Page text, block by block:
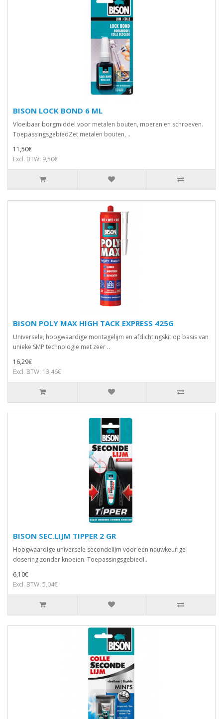
BISON LOCK BOND 6 ML
Vloeibaar borgmiddel voor metalen bouten, moeren en schroeven.
ToepassingsgebiedZet metalen bouten, ..
11,50€
Excl. BTW: 9,50€
BISON POLY MAX HIGH TACK EXPRESS 425G
Universele, hoogwaardige montagelijm en afdichtingskit op basis van
unieke SMP technologie met zeer ..
16,29€
Excl. BTW: 13,46€
BISON SEC.LIJM TIPPER 2 GR
Hoogwaardige universele secondelijm voor een nauwkeurige
dosering zonder knoeien. ToepassingsgebiedI..
6,10€
Excl. BTW: 5,04€